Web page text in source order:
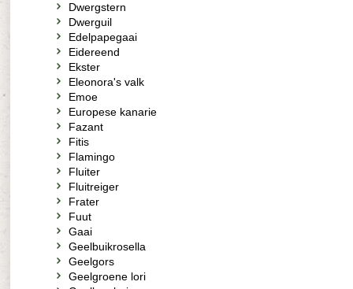
Dwergstern
Dwerguil
Edelpapegaai
Eidereend
Ekster
Eleonora's valk
Emoe
Europese kanarie
Fazant
Fitis
Flamingo
Fluiter
Fluitreiger
Frater
Fuut
Gaai
Geelbuikrosella
Geelgors
Geelgroene lori